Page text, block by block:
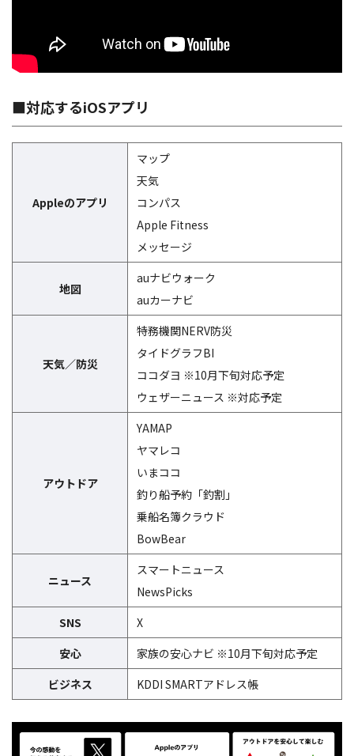
■対応するiOSアプリ
Appleのアプリ
マップ
天気
コンパス
Apple Fitness
メッセージ
地図
auナビウォーク
auカーナビ
天気／防災
特務機関NERV防災
タイドグラフBI
ココダヨ ※10月下旬対応予定
ウェザーニュース ※対応予定
アウトドア
YAMAP
ヤマレコ
いまココ
釣り船予約「釣割」
乗船名簿クラウド
BowBear
ニュース
スマートニュース
NewsPicks
SNS
X
安心
家族の安心ナビ ※10月下旬対応予定
ビジネス
KDDI SMARTアドレス帳